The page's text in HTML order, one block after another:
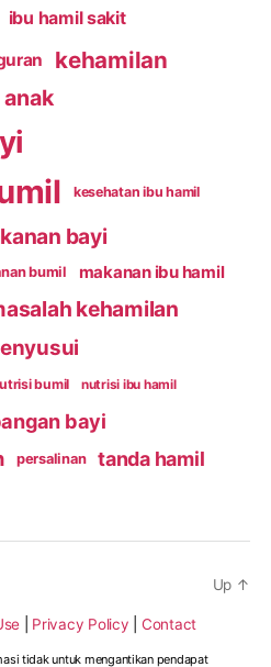
ibu hamil sakit
kehamilan
kesehatan ibu hamil
bayi
bumil makanan ibu hamil
kehamilan
bumil nutrisi ibu hamil
bayi
persalinan tanda hamil
Privacy Policy Contact
Up ↑
tidak untuk mengantikan pendapat